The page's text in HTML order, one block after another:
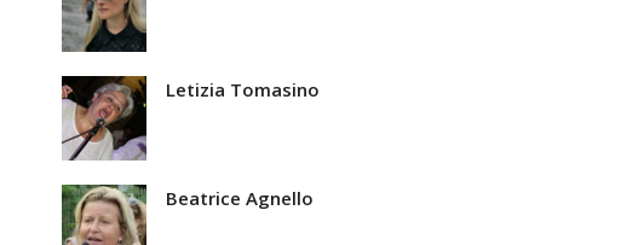
Letizia Tomasino
Beatrice Agnello